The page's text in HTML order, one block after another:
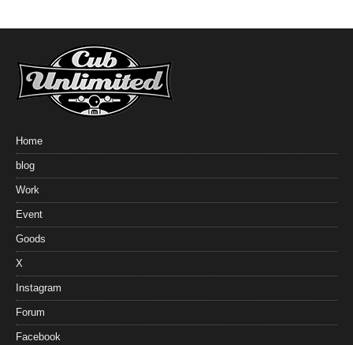
Home
blog
Work
Event
Goods
X
Instagram
Forum
Facebook